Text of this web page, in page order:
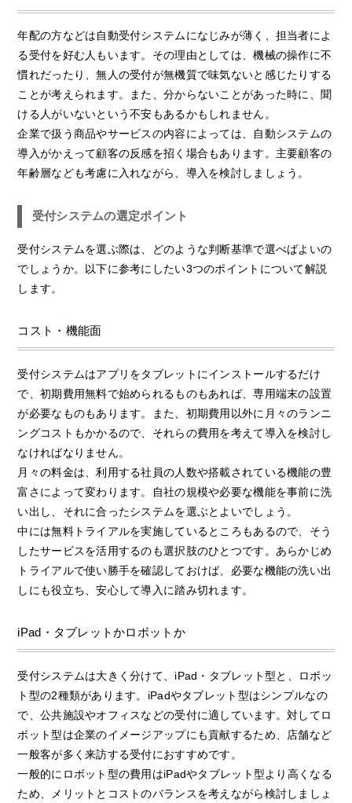
年配の方などは自動受付システムになじみが薄く、担当者によ
る受付を好む人もいます。その理由としては、機械の操作に不
慣れだったり、無人の受付が無機質で味気ないと感じたりする
ことが考えられます。また、分からないことがあった時に、聞
ける人がいないという不安もあるかもしれません。
企業で扱う商品やサービスの内容によっては、自動システムの
導入がかえって顧客の反感を招く場合もあります。主要顧客の
年齢層なども考慮に入れながら、導入を検討しましょう。
受付システムの選定ポイント
受付システムを選ぶ際は、どのような判断基準で選べばよいの
でしょうか。以下に参考にしたい3つのポイントについて解説
します。
コスト・機能面
受付システムはアプリをタブレットにインストールするだけ
で、初期費用無料で始められるものもあれば、専用端末の設置
が必要なものもあります。また、初期費用以外に月々のランニ
ングコストもかかるので、それらの費用を考えて導入を検討し
なければなりません。
月々の料金は、利用する社員の人数や搭載されている機能の豊
富さによって変わります。自社の規模や必要な機能を事前に洗
い出し、それに合ったシステムを選ぶとよいでしょう。
中には無料トライアルを実施しているところもあるので、そう
したサービスを活用するのも選択肢のひとつです。あらかじめ
トライアルで使い勝手を確認しておけば、必要な機能の洗い出
しにも役立ち、安心して導入に踏み切れます。
iPad・タブレットかロボットか
受付システムは大きく分けて、iPad・タブレット型と、ロボッ
ト型の2種類があります。iPadやタブレット型はシンプルなの
で、公共施設やオフィスなどの受付に適しています。対してロ
ボット型は企業のイメージアップにも貢献するため、店舗など
一般客が多く来訪する受付におすすめです。
一般的にロボット型の費用はiPadやタブレット型より高くなる
ため、メリットとコストのバランスを考えながら検討しましょ